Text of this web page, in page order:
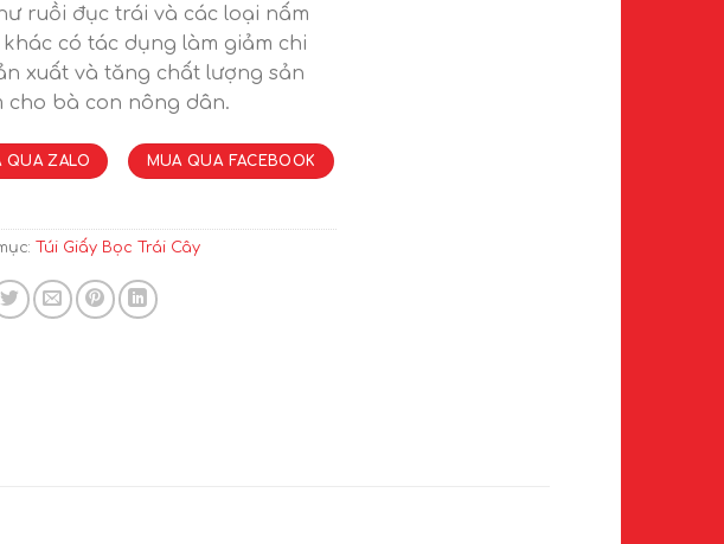
ruồi đục trái và các loại nấm
có tác dụng làm giảm chi
xuất và tăng chất lượng sản
cho bà con nông dân.
QUA ZALO MUA QUA FACEBOOK
Túi Giấy Bọc Trái Cây